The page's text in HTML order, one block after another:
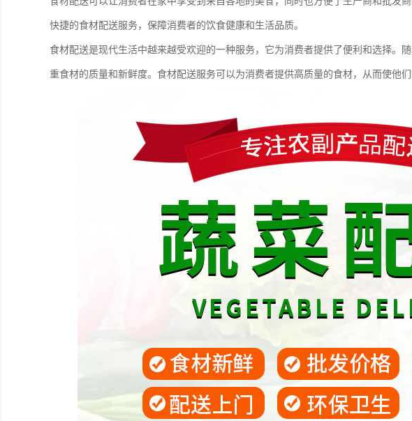
快捷的食材配送服务，保障消费者的饮食健康和生活品质。
食材配送是现代生活中越来越受欢迎的一种服务，它为消费者提供了便利和选择。
重食材的质量和新鲜度。食材配送服务可以为消费者提供高质量的食材，从而使他